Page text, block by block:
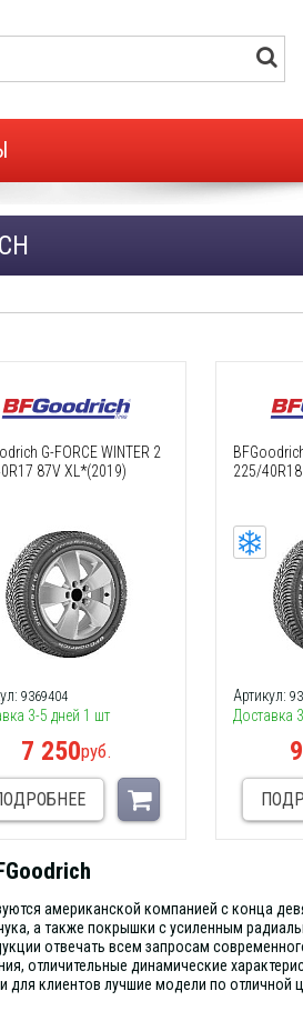
G-FORCE WINTER 2
87V XL*(2019)
9369404
3-5 дней 1 шт
7 250руб.
225/
Артикул:
Доставка
американской компанией с конца
а также покрышки с усиленным
отвечать всем запросам
отличительные динамические
клиентов лучшие модели по отличной